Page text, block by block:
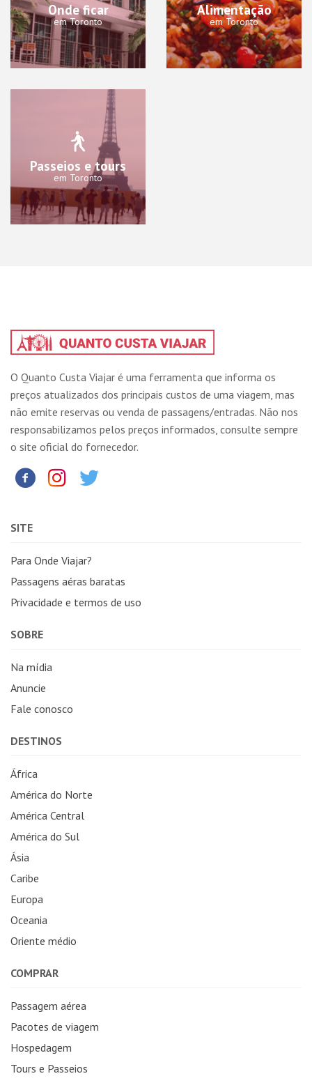
Onde ficar
em Toronto
Alimentação
em Toronto
Passeios e tours
em Toronto
O Quanto Custa Viajar é uma ferramenta que informa os
preços atualizados dos principais custos de uma viagem, mas
não emite reservas ou venda de passagens/entradas. Não nos
responsabilizamos pelos preços informados, consulte sempre
o site oficial do fornecedor.
SITE
Para Onde Viajar?
Passagens aéras baratas
Privacidade e termos de uso
SOBRE
Na mídia
Anuncie
Fale conosco
DESTINOS
África
América do Norte
América Central
América do Sul
Ásia
Caribe
Europa
Oceania
Oriente médio
COMPRAR
Passagem aérea
Pacotes de viagem
Hospedagem
Tours e Passeios